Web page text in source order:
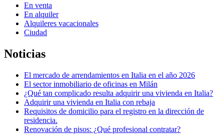
En venta
En alquiler
Alquileres vacacionales
Ciudad
Noticias
El mercado de arrendamientos en Italia en el año 2026
El sector inmobiliario de oficinas en Milán
¿Qué tan complicado resulta adquirir una vivienda en Italia?
Adquirir una vivienda en Italia con rebaja
Requisitos de domicilio para el registro en la dirección de
residencia.
Renovación de pisos: ¿Qué profesional contratar?